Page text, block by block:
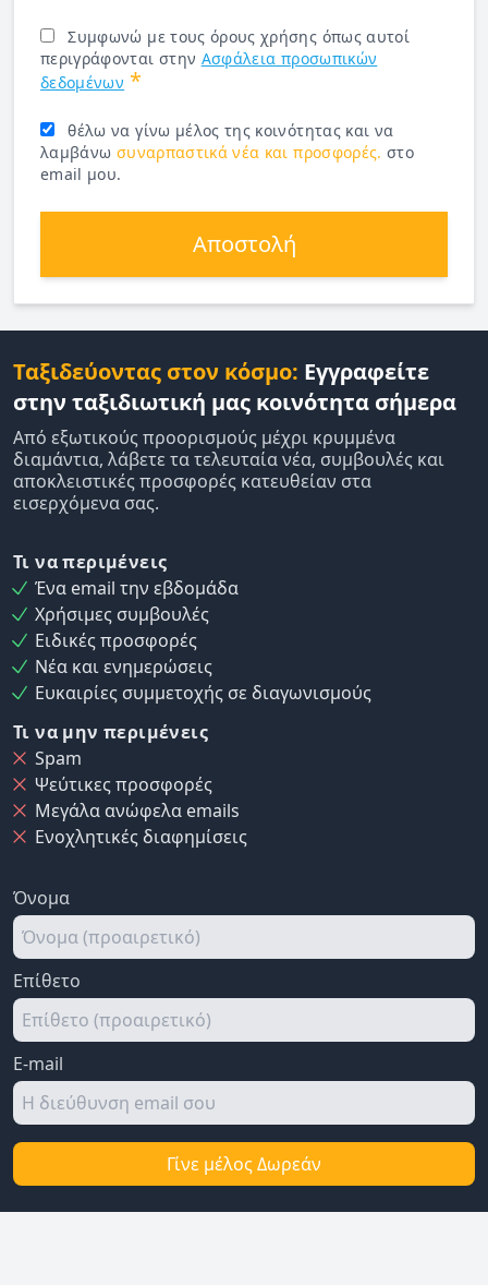
Συμφωνώ με τους όρους χρήσης όπως αυτοί
περιγράφονται στην Ασφάλεια προσωπικών
δεδομένων *
θέλω να γίνω μέλος της κοινότητας και να
λαμβάνω συναρπαστικά νέα και προσφορές. στο
email μου.
Αποστολή
Ταξιδεύοντας στον κόσμο: Εγγραφείτε
στην ταξιδιωτική μας κοινότητα σήμερα
Από εξωτικούς προορισμούς μέχρι κρυμμένα
διαμάντια, λάβετε τα τελευταία νέα, συμβουλές και
αποκλειστικές προσφορές κατευθείαν στα
εισερχόμενα σας.
Τι να περιμένεις
Ένα email την εβδομάδα
Χρήσιμες συμβουλές
Ειδικές προσφορές
Νέα και ενημερώσεις
Ευκαιρίες συμμετοχής σε διαγωνισμούς
Τι να μην περιμένεις
Spam
Ψεύτικες προσφορές
Μεγάλα ανώφελα emails
Ενοχλητικές διαφημίσεις
Όνομα
Επίθετο
E-mail
Γίνε μέλος Δωρεάν